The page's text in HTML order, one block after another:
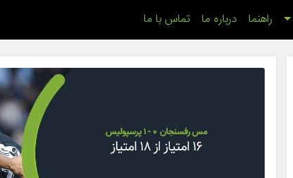
راهنما درباره ما تماس با ما